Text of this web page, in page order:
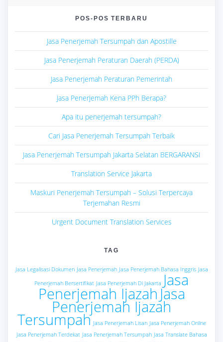
POS-POS TERBARU
Jasa Penerjemah Tersumpah dan Apostille
Jasa Penerjemah Peraturan Daerah (PERDA)
Jasa Penerjemah Peraturan Pemerintah
Jasa Penerjemah Kena PPh Berapa?
Apa itu penerjemah tersumpah?
Cari Jasa Penerjemah Tersumpah Terbaik
Jasa Penerjemah Tersumpah Jakarta Selatan BERGARANSI
Translation Service Jakarta
Maskuri Penerjemah Tersumpah – Solusi Terpercaya
Terjemahan Resmi
Urgent Document Translation Services
TAG
Jasa Legalisasi Dokumen Jasa Penerjemah Jasa Penerjemah Bahasa Inggris Jasa
Penerjemah Bersertifikat Jasa Penerjemah Di Jakarta Jasa
Penerjemah Ijazah Jasa
Penerjemah Ijazah
Tersumpah Jasa Penerjemah Lisan Jasa Penerjemah Online
Jasa Penerjemah Terdekat Jasa Penerjemah Tersumpah Jasa Translate Bahasa